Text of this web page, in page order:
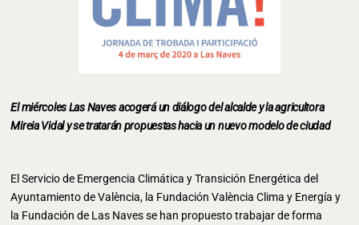
El miércoles Las Naves acogerá un diálogo del alcalde y la agricultora
Mireia Vidal y se tratarán propuestas hacia un nuevo modelo de ciudad
El Servicio de Emergencia Climática y Transición Energética del
Ayuntamiento de València, la Fundación València Clima y Energía y
la Fundación de Las Naves se han propuesto trabajar de forma